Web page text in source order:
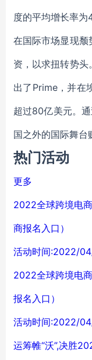
度的平均增长率为
在国际市场显现颓
资，以求扭转势
出了Prime，并在
超过80亿美元。
国之外的国际舞台
热门活动
更多
2022全球跨境电
商报名入口）
活动时间:2022/
2022全球跨境电
报名入口）
活动时间:2022/
运筹帷“沃”,决胜